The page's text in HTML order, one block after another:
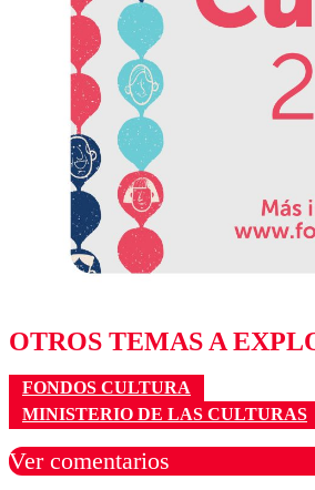
OTROS TEMAS A
FONDOS CULTURA
MINISTERIO DE LAS CULTURAS
Ver comentarios